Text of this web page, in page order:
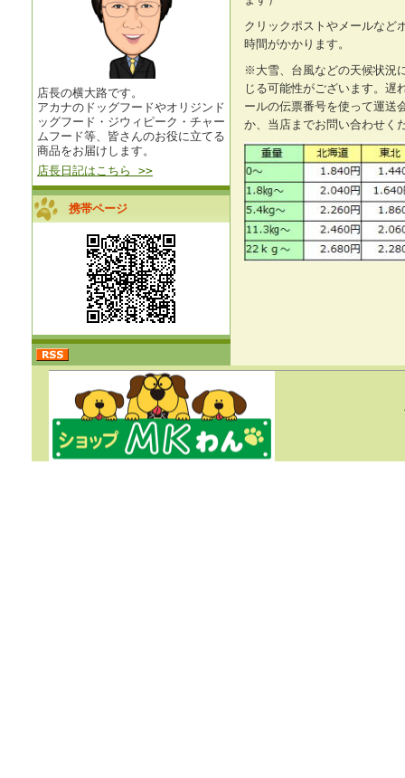
店長の横大路です。
アカナのドッグフードやオリジンド
ッグフード・ジウィピーク・チャー
ムフード等、皆さんのお役に立てる
商品をお届けします。
店長日記はこちら >>
携帯ページ
クリックポストやメールなど
時間がかかります。
※大雪、台風などの天候状況
じる可能性がございます。遅
ールの伝票番号を使って運送
か、当店までお問い合わせく